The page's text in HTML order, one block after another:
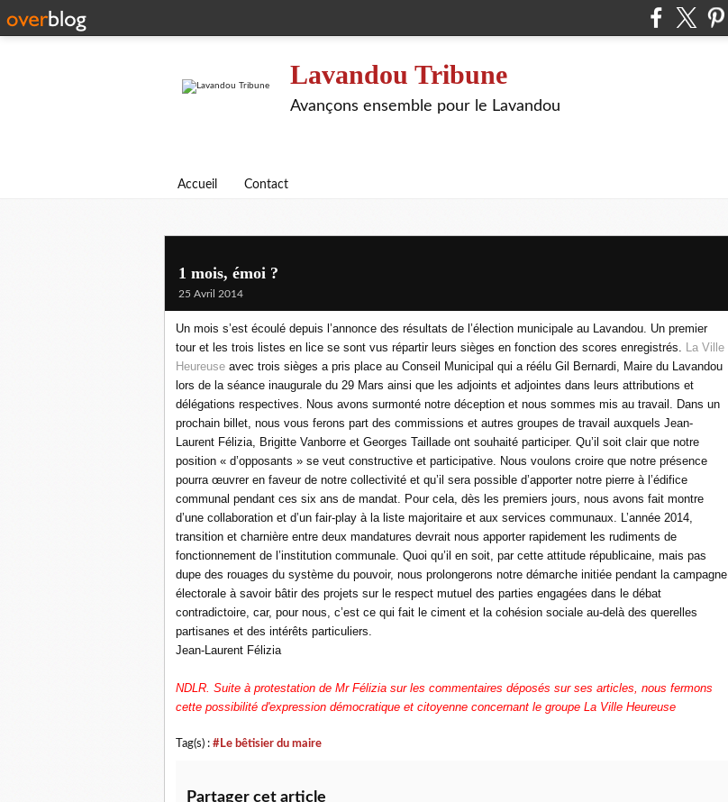
Lavandou Tribune
Avançons ensemble pour le Lavandou
Accueil Contact
1 mois, émoi ?
25 Avril 2014
Un mois s’est écoulé depuis l’annonce des résultats de l’élection municipale au Lavandou. Un premier
tour et les trois listes en lice se sont vus répartir leurs sièges en fonction des scores enregistrés. La Ville
Heureuse avec trois sièges a pris place au Conseil Municipal qui a réélu Gil Bernardi, Maire du Lavandou
lors de la séance inaugurale du 29 Mars ainsi que les adjoints et adjointes dans leurs attributions et
délégations respectives. Nous avons surmonté notre déception et nous sommes mis au travail. Dans un
prochain billet, nous vous ferons part des commissions et autres groupes de travail auxquels Jean-
Laurent Félizia, Brigitte Vanborre et Georges Taillade ont souhaité participer. Qu’il soit clair que notre
position « d’opposants » se veut constructive et participative. Nous voulons croire que notre présence
pourra œuvrer en faveur de notre collectivité et qu’il sera possible d’apporter notre pierre à l’édifice
communal pendant ces six ans de mandat. Pour cela, dès les premiers jours, nous avons fait montre
d’une collaboration et d’un fair-play à la liste majoritaire et aux services communaux. L’année 2014,
transition et charnière entre deux mandatures devrait nous apporter rapidement les rudiments de
fonctionnement de l’institution communale. Quoi qu’il en soit, par cette attitude républicaine, mais pas
dupe des rouages du système du pouvoir, nous prolongerons notre démarche initiée pendant la campagne
électorale à savoir bâtir des projets sur le respect mutuel des parties engagées dans le débat
contradictoire, car, pour nous, c’est ce qui fait le ciment et la cohésion sociale au-delà des querelles
partisanes et des intérêts particuliers.
Jean-Laurent Félizia
NDLR. Suite à protestation de Mr Félizia sur les commentaires déposés sur ses articles, nous fermons
cette possibilité d'expression démocratique et citoyenne concernant le groupe La Ville Heureuse
Tag(s) : #Le bêtisier du maire
Partager cet article